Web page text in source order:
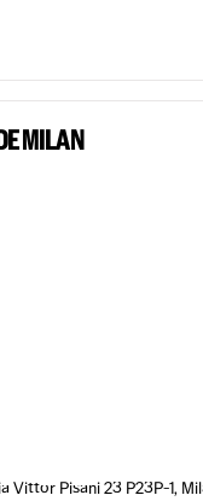
MILAN
Vittor Pisani 23 P23P-1,